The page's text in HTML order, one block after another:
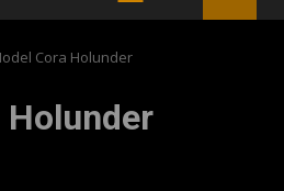
Cora Holunder
Holunder